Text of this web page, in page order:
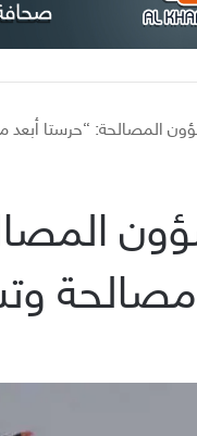
المصالحة: “حرستا
مصالحة